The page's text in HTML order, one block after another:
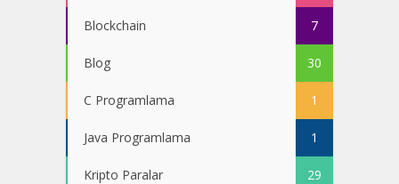
Blockchain 7
Blog 30
C Programlama 1
Java Programlama 1
Kripto Paralar 29